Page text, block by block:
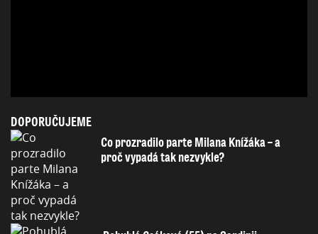
DOPORUČUJEME
Co prozradilo parte Milana Knížáka – a
proč vypadá tak nezvykle?